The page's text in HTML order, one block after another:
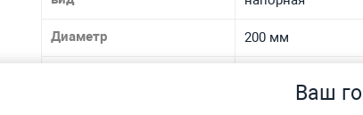
Ваш
Диаметр 200 мм